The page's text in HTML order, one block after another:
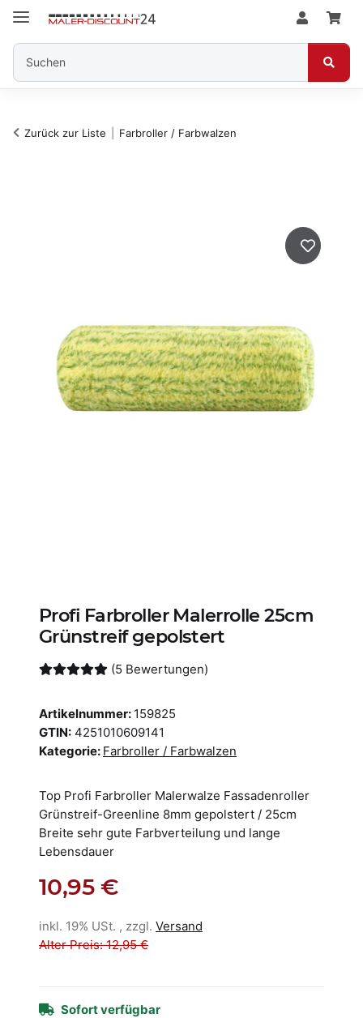
Zurück zur Liste Farbroller / Farbwalzen
Profi Farbroller Malerrolle 25cm
Grünstreif gepolstert
(5 Bewertungen)
Artikelnummer: 159825
GTIN: 4251010609141
Kategorie: Farbroller / Farbwalzen
Top Profi Farbroller Malerwalze Fassadenroller
Grünstreif-Greenline 8mm gepolstert / 25cm
Breite sehr gute Farbverteilung und lange
Lebensdauer
10,95 €
inkl. 19% USt. , zzgl. Versand
Alter Preis: 12,95 €
Sofort verfügbar